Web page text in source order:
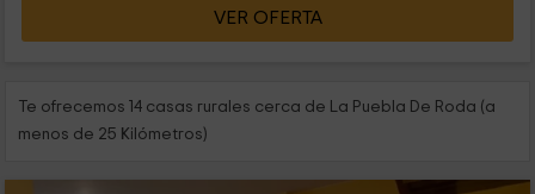
VER OFERTA
Te ofrecemos 14 casas rurales cerca de La Puebla De Roda (a
menos de 25 Kilómetros)